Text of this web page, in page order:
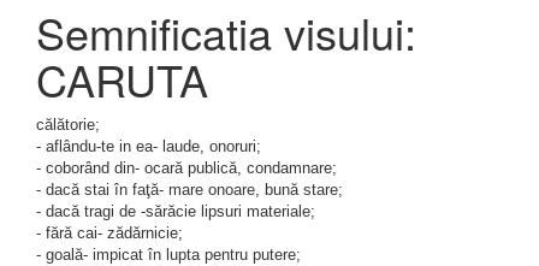
Semnificatia visului:
CARUTA
călătorie;
- aflându-te in ea- laude, onoruri;
- coborând din- ocară publică, condamnare;
- dacă stai în faţă- mare onoare, bună stare;
- dacă tragi de -sărăcie lipsuri materiale;
- fără cai- zădărnicie;
- goală- impicat în lupta pentru putere;